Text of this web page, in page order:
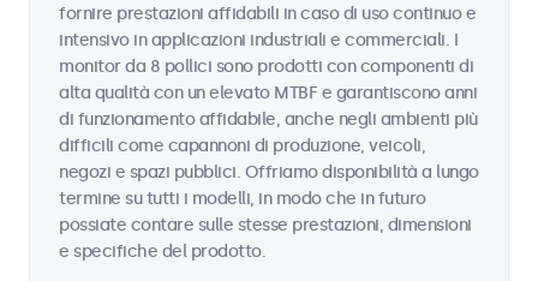
fornire prestazioni affidabili in caso di uso continuo e
intensivo in applicazioni industriali e commerciali. I
monitor da 8 pollici sono prodotti con componenti di
alta qualità con un elevato MTBF e garantiscono anni
di funzionamento affidabile, anche negli ambienti più
difficili come capannoni di produzione, veicoli,
negozi e spazi pubblici. Offriamo disponibilità a lungo
termine su tutti i modelli, in modo che in futuro
possiate contare sulle stesse prestazioni, dimensioni
e specifiche del prodotto.